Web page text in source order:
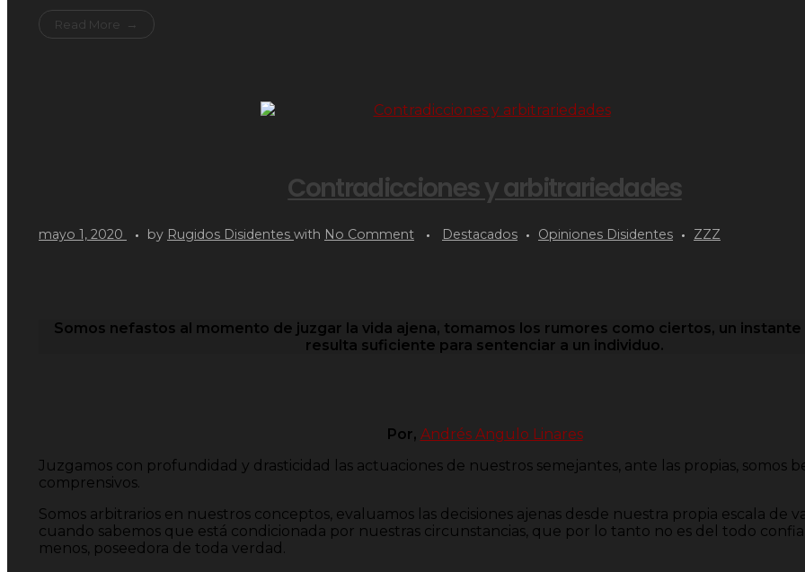
Read More
Contradicciones y arbitrariedades
mayo 1, 2020 by Rugidos Disidentes with No Comment Destacados Opiniones Disidentes ZZZ
Somos nefastos al momento de juzgar la vida ajena, tomamos los rumores como ciertos, un
resulta suficiente para sentenciar a un individuo.
Por, Andrés Angulo Linares
Juzgamos con profundidad y drasticidad las actuaciones de nuestros semejantes, ante las propias, somos
comprensivos.
Somos arbitrarios en nuestros conceptos, evaluamos las decisiones ajenas desde nuestra propia escala de
cuando sabemos que está condicionada por nuestras circunstancias, que por lo tanto no es del todo
menos, poseedora de toda verdad.